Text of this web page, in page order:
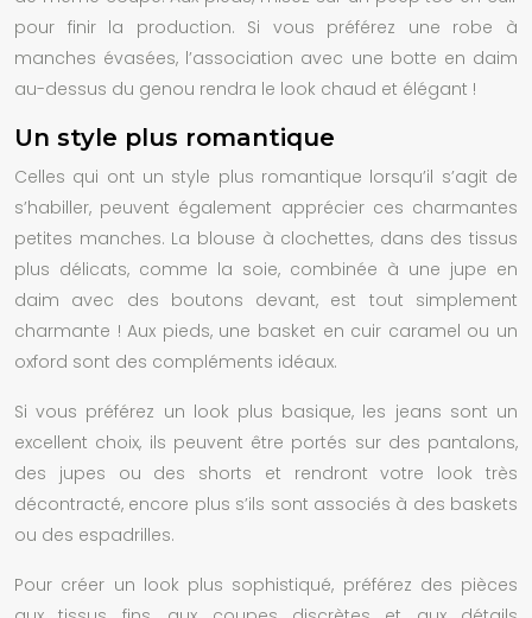
pour finir la production. Si vous préférez une robe à
manches évasées, l’association avec une botte en daim
au-dessus du genou rendra le look chaud et élégant !
Un style plus romantique
Celles qui ont un style plus romantique lorsqu’il s’agit de
s’habiller, peuvent également apprécier ces charmantes
petites manches. La blouse à clochettes, dans des tissus
plus délicats, comme la soie, combinée à une jupe en
daim avec des boutons devant, est tout simplement
charmante ! Aux pieds, une basket en cuir caramel ou un
oxford sont des compléments idéaux.
Si vous préférez un look plus basique, les jeans sont un
excellent choix, ils peuvent être portés sur des pantalons,
des jupes ou des shorts et rendront votre look très
décontracté, encore plus s’ils sont associés à des baskets
ou des espadrilles.
Pour créer un look plus sophistiqué, préférez des pièces